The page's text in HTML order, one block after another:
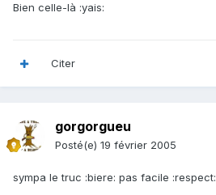
Bien celle-là :yais:
Citer
gorgorgueu
Posté(e) 19 février 2005
sympa le truc :biere: pas facile :respect: